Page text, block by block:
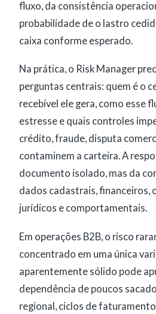
fluxo, da consistência
probabilidade de o lastro
caixa conforme esperado.
Na prática, o Risk Manager
perguntas centrais: quem é o
recebível ele gera, como esse
estresse e quais controles
crédito, fraude, disputa
contaminem a carteira. A
documento isolado, mas da
dados cadastrais, financeiros,
jurídicos e comportamentais.
Em operações B2B, o risco
concentrado em uma única
aparentemente sólido pode
dependência de poucos
regional, ciclos de